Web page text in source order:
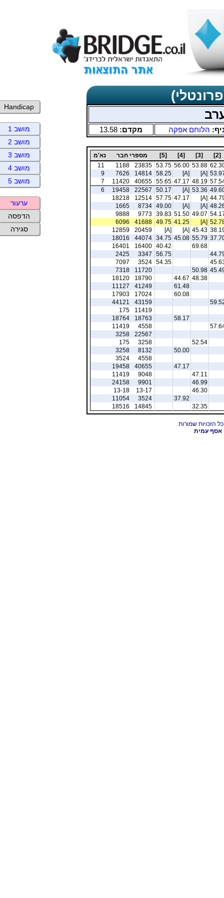
הלוחם אפקה מקדם:13.58
[2]
[3]
[4]
[5] מספרי חבר
נא'מ
53.88
56.00
53.75
23835
1188
11
[A]
[A]
58.25
14814
7626
9
48.19
47.17
55.65
40655
11420
7
53.36
[A]
50.17
22567
19458
6
[A]
47.17
57.75
12514
18218
[A]
[A]
49.00
8734
1665
49.07
51.50
39.83
9773
9888
[A]
41.25
49.75
41688
6096
45.43
[A]
[A]
20459
12859
55.79
45.08
34.75
44074
18016
69.68
40.42
16400
16401
56.75
3347
2425
54.35
3524
7097
50.98
11720
7318
48.38
44.67
18790
18120
61.48
41249
11127
60.08
17024
17903
43159
44121
11419
175
58.17
18763
18764
4558
11419
22567
3258
52.54
3258
175
50.00
8132
3258
4558
3524
47.17
40655
19458
47.11
9048
11419
46.99
9901
24158
46.30
13-17
13-18
37.92
3524
11054
32.35
14845
18516
אסף עמית
Handicap
מושב 1
מושב 2
מושב 3
מושב 4
מושב 5
ערעור
הדפסה
סגירה